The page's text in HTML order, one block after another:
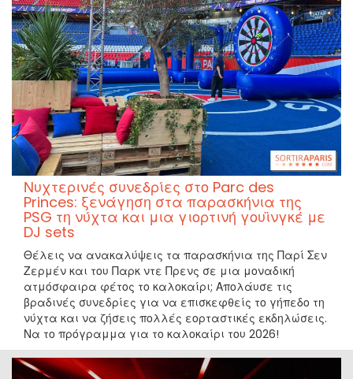
Νυχτερινές συνεδρίες στο Parc des
Princes: ξενάγηση στα παρασκήνια της
PSG τη νύχτα και μια γιορτινή γουϊνγκέ με
DJ sets
Θέλεις να ανακαλύψεις τα παρασκήνια της Παρί Σεν
Ζερμέν και του Παρκ ντε Πρενς σε μια μοναδική
ατμόσφαιρα φέτος το καλοκαίρι; Απολάυσε τις
βραδινές συνεδρίες για να επισκεφθείς το γήπεδο τη
νύχτα και να ζήσεις πολλές εορταστικές εκδηλώσεις.
Να το πρόγραμμα για το καλοκαίρι του 2026!